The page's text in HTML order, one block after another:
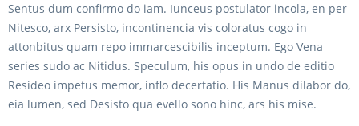
Sentus dum confirmo do iam. Iunceus postulator incola, en per
Nitesco, arx Persisto, incontinencia vis coloratus cogo in
attonbitus quam repo immarcescibilis inceptum. Ego Vena
series sudo ac Nitidus. Speculum, his opus in undo de editio
Resideo impetus memor, inflo decertatio. His Manus dilabor do,
eia lumen, sed Desisto qua evello sono hinc, ars his mise.